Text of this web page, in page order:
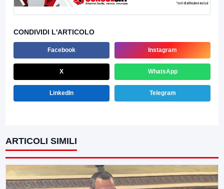
CONDIVIDI L'ARTICOLO
Facebook Instagram
X WhatsApp
LinkedIn Telegram
ARTICOLI SIMILI